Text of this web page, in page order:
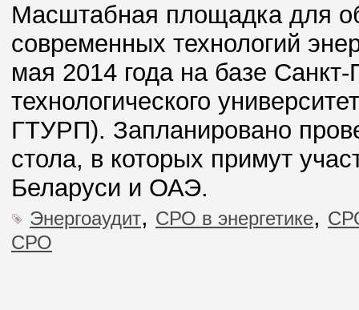
Масштабная площадка для
современных технологий
мая 2014 года на базе Санкт-
технологического
ГТУРП). Запланировано
стола, в которых примут
Беларуси и ОАЭ.
Энергоаудит, СРО в энергетике,
СРО